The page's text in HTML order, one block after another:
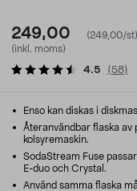
249,00
(249,00/st)
(inkl. moms)
4.5 ( 58)
Enso kan diskas i
Återanvändbar flaska av
kolsyremaskin.
SodaStream Fuse
E-duo och Crystal.
Använd samma flaska